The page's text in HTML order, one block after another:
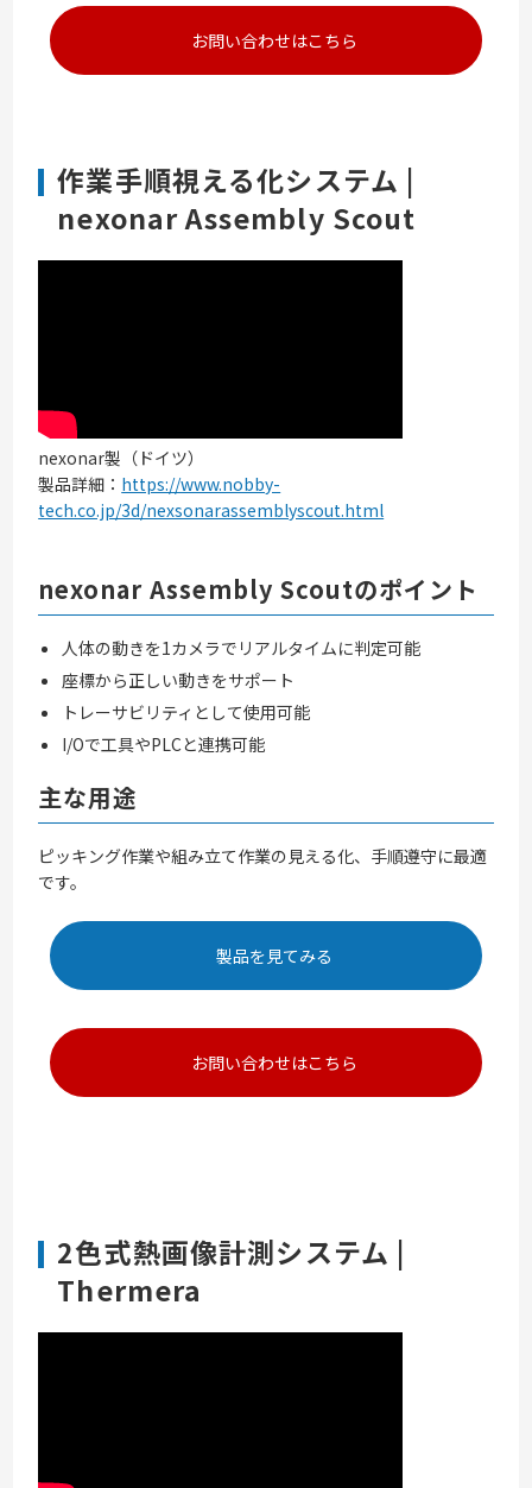
お問い合わせはこちら
作業手順視える化システム |
nexonar Assembly Scout
nexonar製（ドイツ）
製品詳細： https://www.nobby-
tech.co.jp/3d/nexsonarassemblyscout.html
nexonar Assembly Scoutのポイント
人体の動きを1カメラでリアルタイムに判定可能
座標から正しい動きをサポート
トレーサビリティとして使用可能
I/Oで工具やPLCと連携可能
主な用途
ピッキング作業や組み立て作業の見える化、手順遵守に最適
です。
製品を見てみる
お問い合わせはこちら
2色式熱画像計測システム |
Thermera